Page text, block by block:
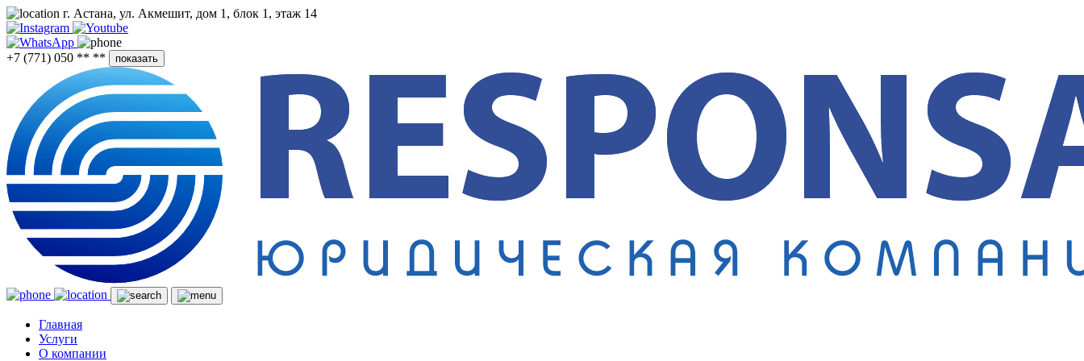
г. Астана, ул. Акмешит, дом 1, блок 1, этаж 14
+7 (771) 050 ** ** показать
Главная
Услуги
О компании